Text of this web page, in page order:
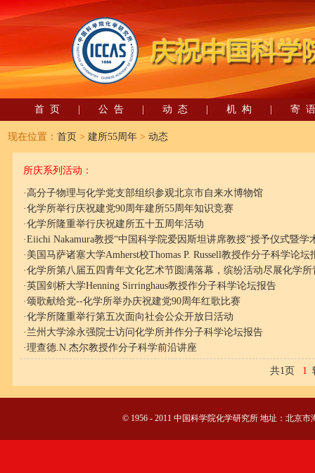
首 页 公 告 动 态 机 构 寄 语
现在位置： 首页 > 建所55周年 > 动态
所庆系列活动：
·高分子物理与化学党支部组织参观北京市自来水博物馆
·化学所举行庆祝建党90周年建所55周年知识竞赛
·化学所隆重举行庆祝建所五十五周年活动
·Eiichi Nakamura教授“中国科学院爱因斯坦讲席教授”授予仪式暨学
· 美国马萨诸塞大学Amherst校Thomas P. Russell教授作分子科学论坛
·化学所第八届五四青年文化艺术节圆满落幕，缤纷活动尽展化学所
·英国剑桥大学Henning Sirringhaus教授作分子科学论坛报告
·颂歌献给党--化学所举办庆祝建党90周年红歌比赛
·化学所隆重举行第五次面向社会公众开放日活动
· 兰州大学涂永强院士访问化学所并作分子科学论坛报告
·理查德.N.杰尔教授作分子科学前沿讲座
共1页 1
© 1956 - 2011 中国科学院化学研究所 地址：北京市